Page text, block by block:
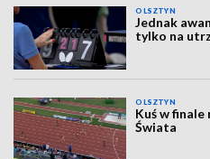
OLSZTYN
Jednak
tylko na
OLSZTYN
Kuś w
Świata